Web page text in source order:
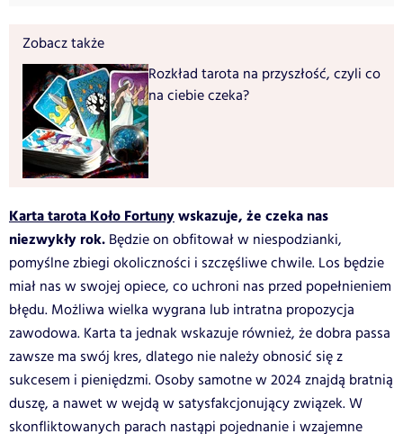
Zobacz także
Rozkład tarota na przyszłość, czyli co
na ciebie czeka?
Karta tarota Koło Fortunywskazuje, że czeka nas
niezwykły rok. Będzie on obfitował w niespodzianki,
pomyślne zbiegi okoliczności i szczęśliwe chwile. Los będzie
miał nas w swojej opiece, co uchroni nas przed popełnieniem
błędu. Możliwa wielka wygrana lub intratna propozycja
zawodowa. Karta ta jednak wskazuje również, że dobra passa
zawsze ma swój kres, dlatego nie należy obnosić się z
sukcesem i pieniędzmi. Osoby samotne w 2024 znajdą bratnią
duszę, a nawet w wejdą w satysfakcjonujący związek. W
skonfliktowanych parach nastąpi pojednanie i wzajemne